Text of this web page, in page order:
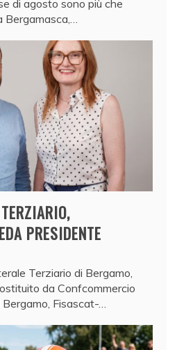
di agosto sono più che
Bergamasca,…
PRESIDENTE
Terziario di Bergamo,
da Confcommercio
Bergamo, Fisascat-…